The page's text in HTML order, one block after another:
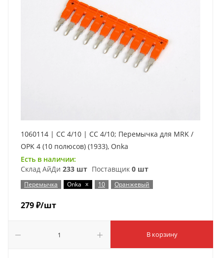
1060114 | CC 4/10 | CC 4/10; Перемычка для MRK /
OPK 4 (10 полюсов) (1933), Onka
Есть в наличии:
Склад АйДи 233 шт Поставщик 0 шт
Перемычка Onka x 10 Оранжевый
279₽/шт
В корзину